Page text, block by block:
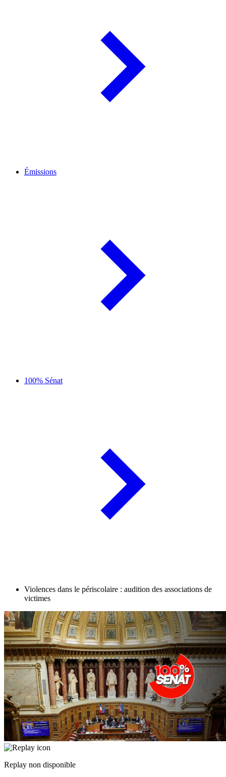
Émissions
100% Sénat
Violences dans le périscolaire : audition des associations de
victimes
Replay non disponible